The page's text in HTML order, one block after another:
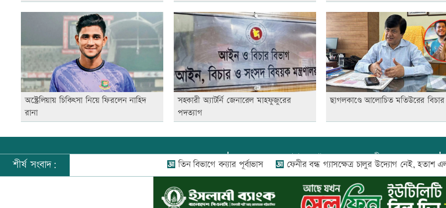
অস্ট্রেলিয়ায় চিকিৎসা নিয়ে ফিরলেন নাহিদ
রানা
সহকারী অ্যাটর্নি জেনারেল মাহফুজুরের
পদত্যাগ
ছাগলকাণ্ডে আলোচিত মতিউরের
প্রধান সম্পাদক:আফজাল বারী
প্রোমিতা আফরিন কর্তৃক সম্পাদিত ও প্রকাশিত
সি-৫০১, ৬ষ্ঠতলা, আল রাজী কমপ্লেক্স, ১৬৬-১৬৭
শহীদ সৈয়দ নজরুল ইসলাম সরণি, পুরানা পল্টন, ঢাকা-১০০০
শীর্ষ সংবাদ: তিন বিভাগে বন্যার পূর্বাভাস ফেনীর বন্ধ গ্যাসক্ষেত্র চালুর উদ্যোগ নেই, হতাশ